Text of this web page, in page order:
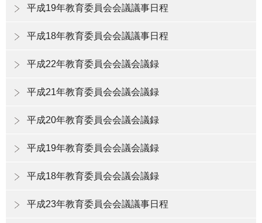
平成19年教育委員会会議議事日程
平成18年教育委員会会議議事日程
平成22年教育委員会会議会議録
平成21年教育委員会会議会議録
平成20年教育委員会会議会議録
平成19年教育委員会会議会議録
平成18年教育委員会会議会議録
平成23年教育委員会会議議事日程